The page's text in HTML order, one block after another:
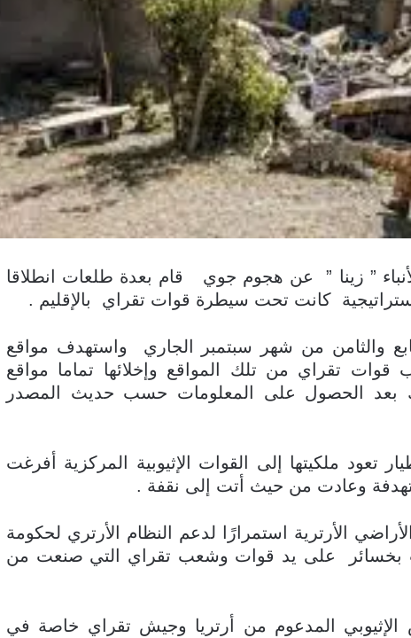
” زينا ” عن هجوم جوي قام بعدة طلعات انطلاقا
كانت تحت سيطرة قوات تقراي بالإقليم .
والثامن من شهر سبتمبر الجاري واستهدف مواقع
قوات تقراي من تلك المواقع وإخلائها تماما مواقع
بعد الحصول على المعلومات حسب حديث المصدر
تعود ملكيتها إلى القوات الإثيوبية المركزية أفرغت
وعادت من حيث أتت إلى نقفة .
الأرترية استمرارًا لدعم النظام الأرتري لحكومة
بخسائر على يد قوات وشعب تقراي التي صنعت من
الإثيوبي المدعوم من أرتريا وجيش تقراي خاصة في